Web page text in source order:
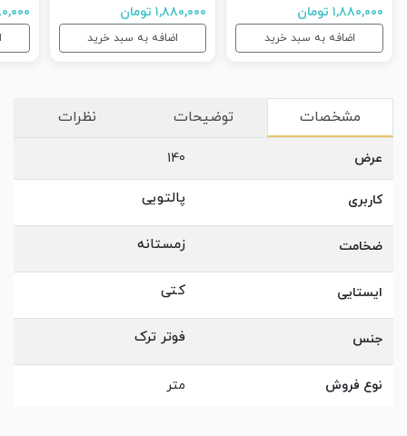
۱,۸۸۰,۰۰۰ تومان
اضافه به سبد خرید
۱,۸۸۰,۰۰۰ تومان
اضافه به سبد خرید
مشخصات توضیحات نظرات
عرض 140
کاربری پالتویی
ضخامت زمستانه
ایستایی کتی
جنس فوتر ترک
نوع فروش متر